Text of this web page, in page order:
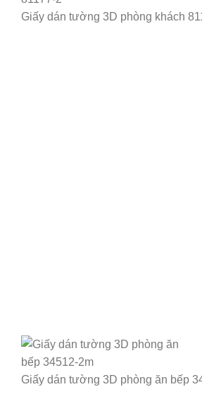
Giấy dán tường 3D phòng khách
Giấy dán tường 3D phòng ăn bếp